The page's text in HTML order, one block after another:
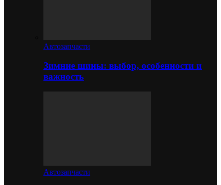
Автозапчасти
Зимние шины: выбор, особенности и
важность
Автозапчасти